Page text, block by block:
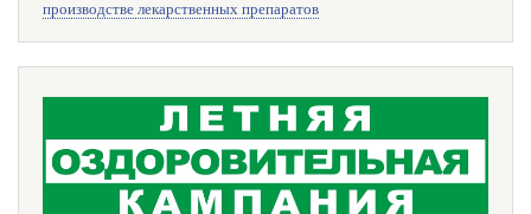
производстве лекарственных препаратов